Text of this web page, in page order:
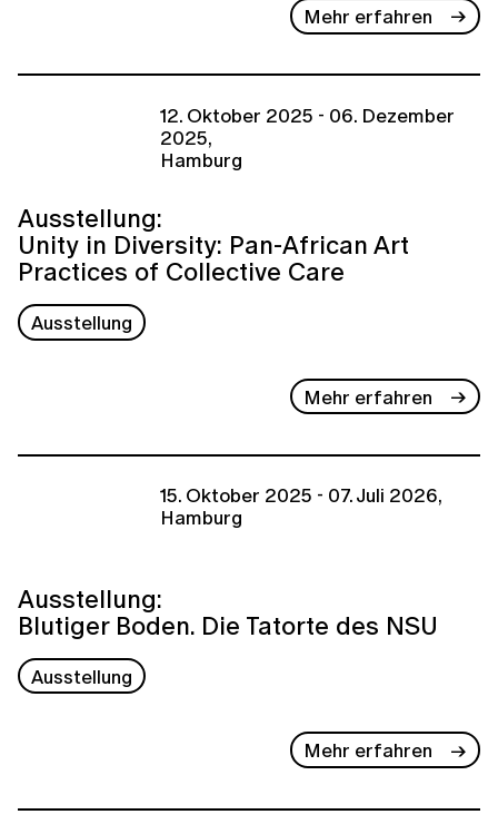
Mehr erfahren
12. Oktober 2025 - 06. Dezember
2025,
Hamburg
Ausstellung:
Unity in Diversity: Pan-African Art
Practices of Collective Care
Ausstellung
Mehr erfahren
15. Oktober 2025 - 07. Juli 2026,
Hamburg
Ausstellung:
Blutiger Boden. Die Tatorte des NSU
Ausstellung
Mehr erfahren